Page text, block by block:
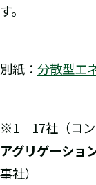
す。
別紙： 分散型エ
※1 17社（コン
アグリゲーショ
事社）